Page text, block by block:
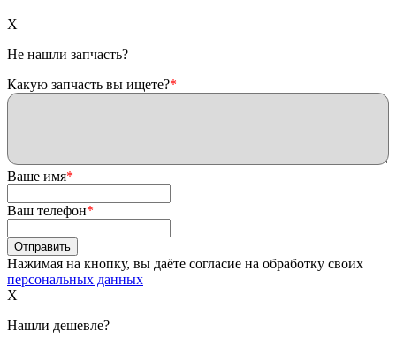
X
Не нашли запчасть?
Какую запчасть вы ищете?*
Ваше имя*
Ваш телефон*
Нажимая на кнопку, вы даёте согласие на обработку своих
персональных данных
X
Нашли дешевле?